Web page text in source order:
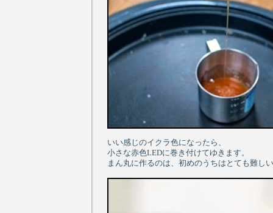
いい感じのイクラ色になったら、
小さな赤色LEDに巻き付けてゆきます。
まん丸に作るのは、初めのうちはとても難し